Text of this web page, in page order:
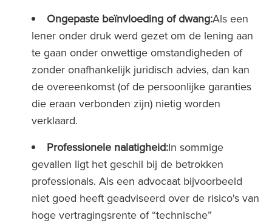
Ongepaste beïnvloeding of dwang:Als een
lener onder druk werd gezet om de lening aan
te gaan onder onwettige omstandigheden of
zonder onafhankelijk juridisch advies, dan kan
de overeenkomst (of de persoonlijke garanties
die eraan verbonden zijn) nietig worden
verklaard.
Professionele nalatigheid:In sommige
gevallen ligt het geschil bij de betrokken
professionals. Als een advocaat bijvoorbeeld
niet goed heeft geadviseerd over de risico's van
hoge vertragingsrente of “technische”